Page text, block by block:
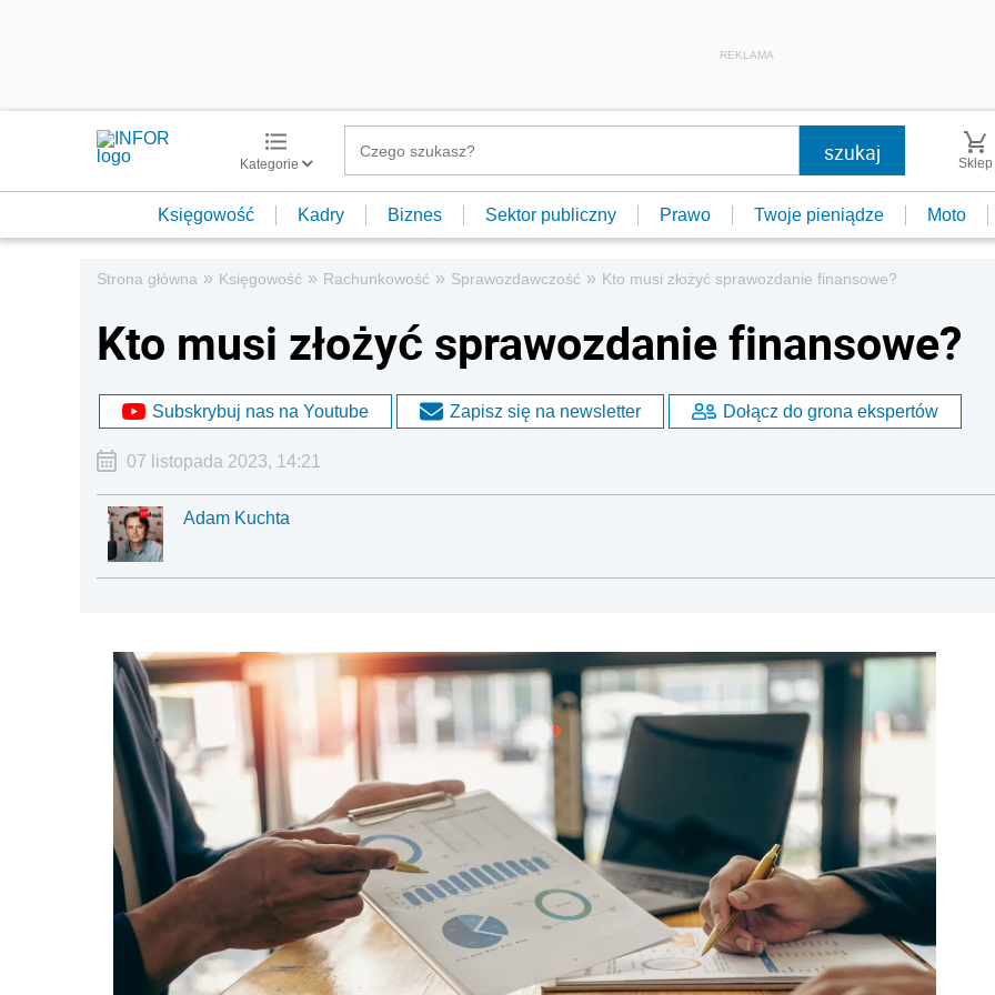
REKLAMA
Kategorie Sklep
Księgowość Kadry Biznes Sektor publiczny Prawo Twoje pieniądze Moto
Strona główna » Księgowość » Rachunkowość » Sprawozdawczość » Kto musi złożyć sprawozdanie finansowe?
Kto musi złożyć sprawozdanie finansowe?
Subskrybuj nas na Youtube Zapisz się na newsletter Dołącz do grona ekspertów
07 listopada 2023, 14:21
Adam Kuchta